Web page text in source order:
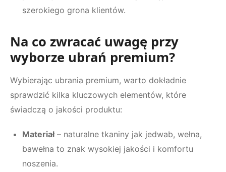
szerokiego grona klientów.
Na co zwracać uwagę przy
wyborze ubrań premium?
Wybierając ubrania premium, warto dokładnie
sprawdzić kilka kluczowych elementów, które
świadczą o jakości produktu:
Materiał– naturalne tkaniny jak jedwab, wełna,
bawełna to znak wysokiej jakości i komfortu
noszenia.